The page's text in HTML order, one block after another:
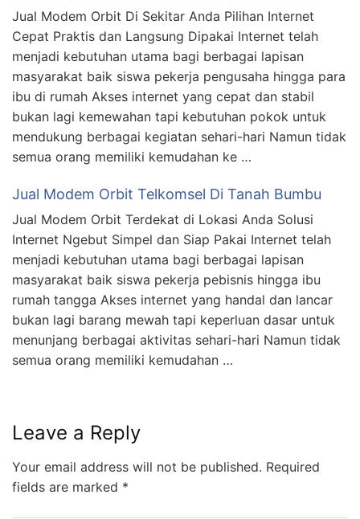
Jual Modem Orbit Di Sekitar Anda Pilihan Internet
Cepat Praktis dan Langsung Dipakai Internet telah
menjadi kebutuhan utama bagi berbagai lapisan
masyarakat baik siswa pekerja pengusaha hingga para
ibu di rumah Akses internet yang cepat dan stabil
bukan lagi kemewahan tapi kebutuhan pokok untuk
mendukung berbagai kegiatan sehari-hari Namun tidak
semua orang memiliki kemudahan ke …
Jual Modem Orbit Telkomsel Di Tanah Bumbu
Jual Modem Orbit Terdekat di Lokasi Anda Solusi
Internet Ngebut Simpel dan Siap Pakai Internet telah
menjadi kebutuhan utama bagi berbagai lapisan
masyarakat baik siswa pekerja pebisnis hingga ibu
rumah tangga Akses internet yang handal dan lancar
bukan lagi barang mewah tapi keperluan dasar untuk
menunjang berbagai aktivitas sehari-hari Namun tidak
semua orang memiliki kemudahan …
Leave a Reply
Your email address will not be published. Required
fields are marked *